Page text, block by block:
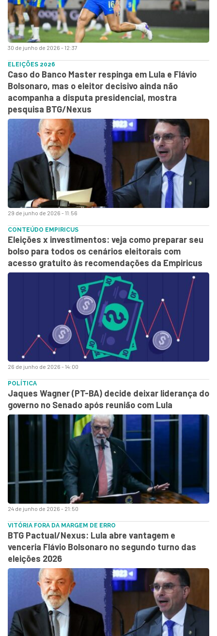
30 de junho de 2026 - 12:37
29 de junho de 2026 - 11:56
ELEIÇÕES 2026
Caso do Banco Master respinga em Lula e Flávio
Bolsonaro, mas o eleitor decisivo ainda não
acompanha a disputa presidencial, mostra
pesquisa BTG/Nexus
26 de junho de 2026 - 14:00
CONTEÚDO EMPIRICUS
Eleições x investimentos: veja como preparar seu
bolso para todos os cenários eleitorais com
acesso gratuito às recomendações da Empiricus
24 de junho de 2026 - 21:50
POLÍTICA
Jaques Wagner (PT-BA) decide deixar liderança do
governo no Senado após reunião com Lula
VITÓRIA FORA DA MARGEM DE ERRO
BTG Pactual/Nexus: Lula abre vantagem e
venceria Flávio Bolsonaro no segundo turno das
eleições 2026